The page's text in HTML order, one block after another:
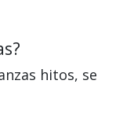
hitos, se